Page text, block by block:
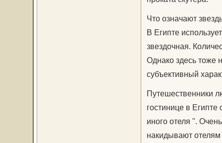
Что означают
В Египте
звездочная.
Однако здесь тоже
субъективный
Путешественники
гостинице в
иного отеля ".
накидывают отелям